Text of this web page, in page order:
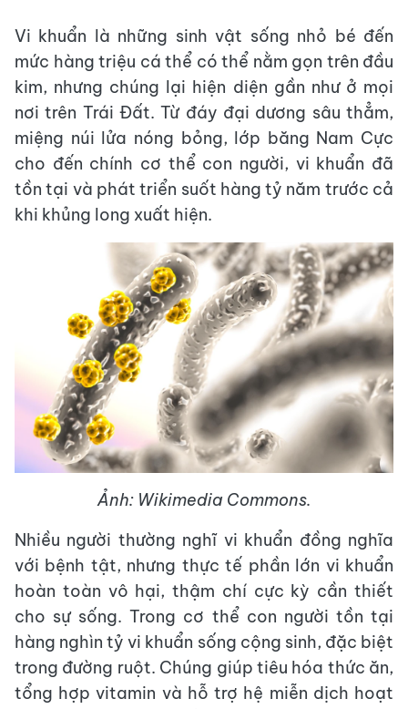
Vi khuẩn là những sinh vật sống nhỏ bé đến
mức hàng triệu cá thể có thể nằm gọn trên đầu
kim, nhưng chúng lại hiện diện gần như ở mọi
nơi trên Trái Đất. Từ đáy đại dương sâu thẳm,
miệng núi lửa nóng bỏng, lớp băng Nam Cực
cho đến chính cơ thể con người, vi khuẩn đã
tồn tại và phát triển suốt hàng tỷ năm trước cả
khi khủng long xuất hiện.
Ảnh: Wikimedia Commons.
Nhiều người thường nghĩ vi khuẩn đồng nghĩa
với bệnh tật, nhưng thực tế phần lớn vi khuẩn
hoàn toàn vô hại, thậm chí cực kỳ cần thiết
cho sự sống. Trong cơ thể con người tồn tại
hàng nghìn tỷ vi khuẩn sống cộng sinh, đặc biệt
trong đường ruột. Chúng giúp tiêu hóa thức ăn,
tổng hợp vitamin và hỗ trợ hệ miễn dịch hoạt